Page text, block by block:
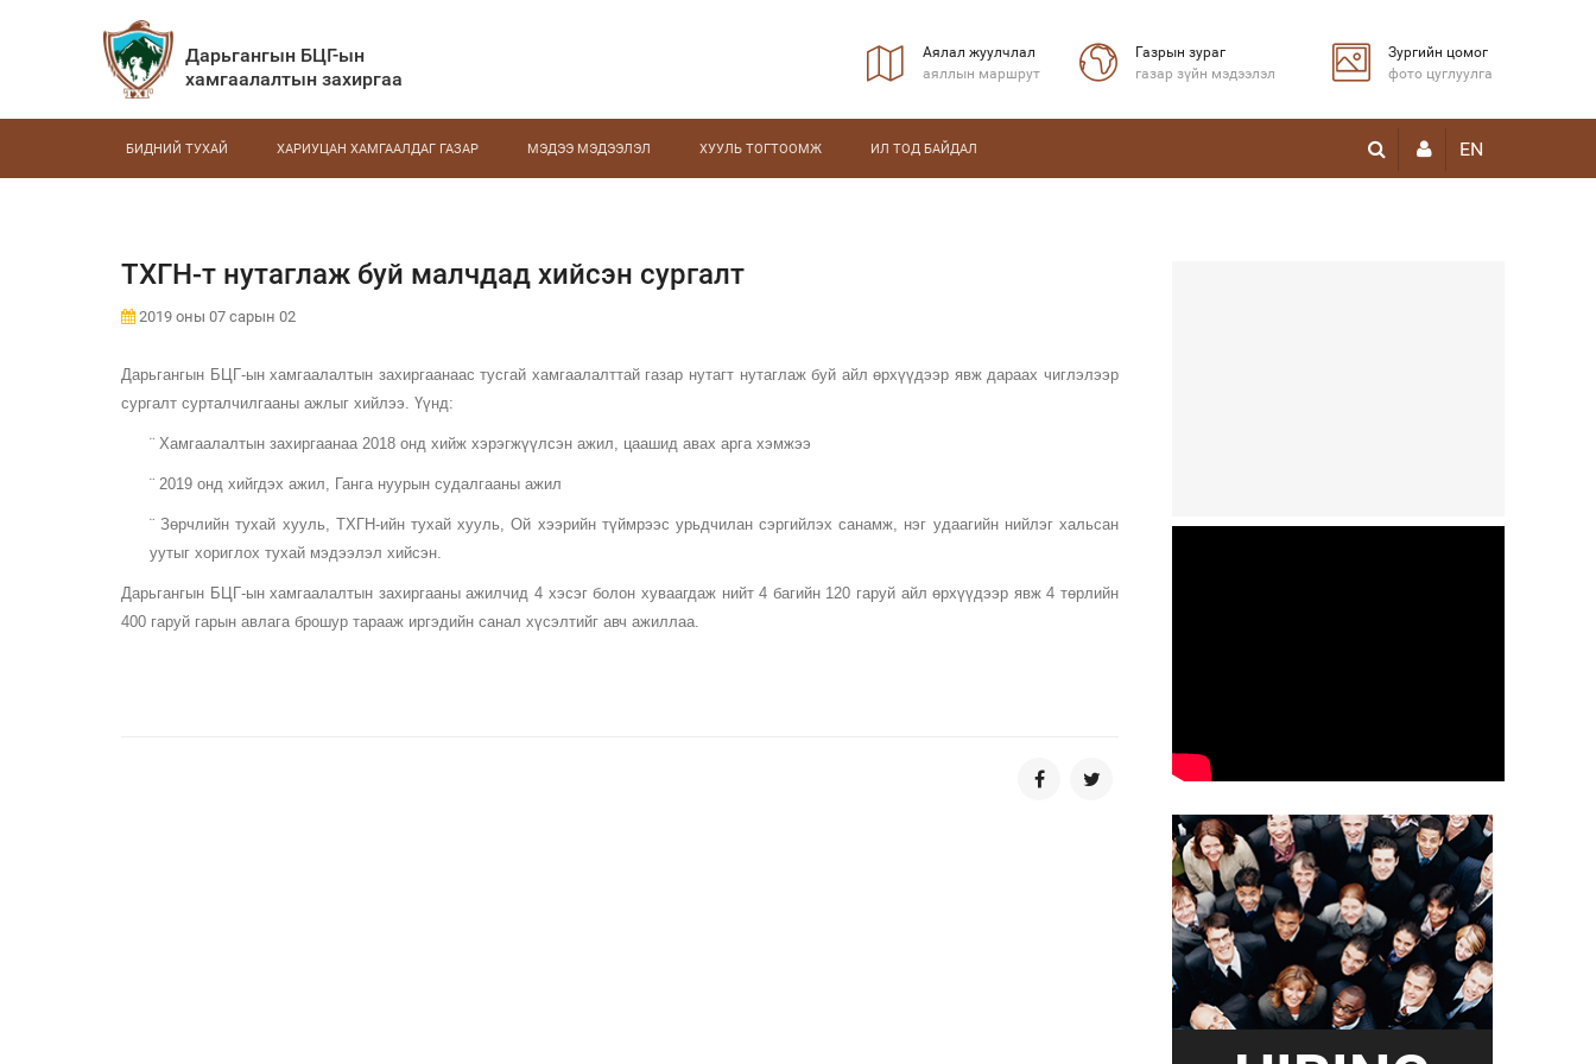
Дарьгангын БЦГ-ын
хамгаалалтын захиргаа
Аялал жуулчлал
аяллын маршрут
Газрын зураг
газар зүйн мэдээлэл
Зургийн цомог
фото цуглуулга
БИДНИЙ ТУХАЙ ХАРИУЦАН ХАМГААЛДАГ ГАЗАР МЭДЭЭ МЭДЭЭЛЭЛ ХУУЛЬ ТОГТООМЖ ИЛ ТОД БАЙДАЛ EN
ТХГН-т нутаглаж буй малчдад хийсэн сургалт
2019 оны 07 сарын 02
Дарьгангын БЦГ-ын хамгаалалтын захиргаанаас тусгай хамгаалалттай газар нутагт нутаглаж буй айл өрхүүдээр явж дараах чиглэлээр
сургалт сурталчилгааны ажлыг хийлээ. Үүнд:
¨ Хамгаалалтын захиргаанаа 2018 онд хийж хэрэгжүүлсэн ажил, цаашид авах арга хэмжээ
¨ 2019 онд хийгдэх ажил, Ганга нуурын судалгааны ажил
¨ Зөрчлийн тухай хууль, ТХГН-ийн тухай хууль, Ой хээрийн түймрээс урьдчилан сэргийлэх санамж, нэг удаагийн нийлэг хальсан
уутыг хориглох тухай мэдээлэл хийсэн.
Дарьгангын БЦГ-ын хамгаалалтын захиргааны ажилчид 4 хэсэг болон хуваагдаж нийт 4 багийн 120 гаруй айл өрхүүдээр явж 4 төрлийн
400 гаруй гарын авлага брошур тарааж иргэдийн санал хүсэлтийг авч ажиллаа.